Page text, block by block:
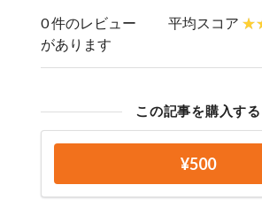
0 件のレビュー
があります
平均スコア
この記事を購入する
¥500